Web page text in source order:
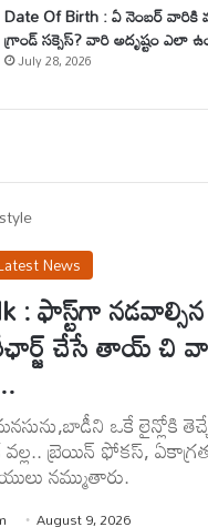
Date Of Birth : ఏ నెంబర్
గ్రాండ్ సక్సెస్? వారి అదృష్టం ఎలా
July 28, 2026